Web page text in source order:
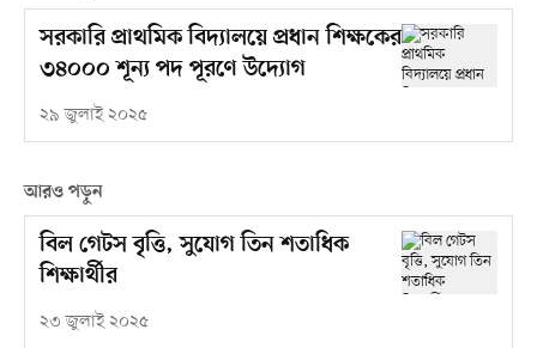
সরকারি প্রাথমিক বিদ্যালয়ে প্রধান শিক্ষকের
৩৪০০০ শূন্য পদ পূরণে উদ্যোগ
২৯ জুলাই ২০২৫
আরও পড়ুন
বিল গেটস বৃত্তি, সুযোগ তিন শতাধিক
শিক্ষার্থীর
২৩ জুলাই ২০২৫